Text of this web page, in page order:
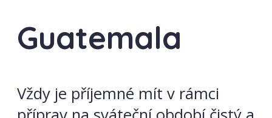
Guatemala
Vždy je příjemné mít v rámci